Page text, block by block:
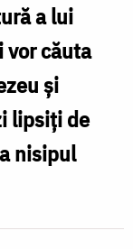
a lui
vor căuta
şi
lipsiţi de
nisipul